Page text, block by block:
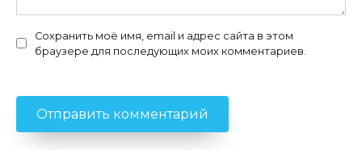
Сохранить моё имя, email и адрес сайта в этом
браузере для последующих моих комментариев.